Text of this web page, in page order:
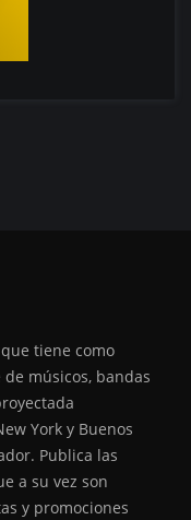
tiene como
músicos, bandas
York y Buenos
Publica las
a su vez son
y promociones